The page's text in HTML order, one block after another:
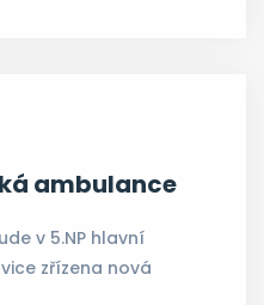
ambulance
v 5.NP hlavní
zřízena nová